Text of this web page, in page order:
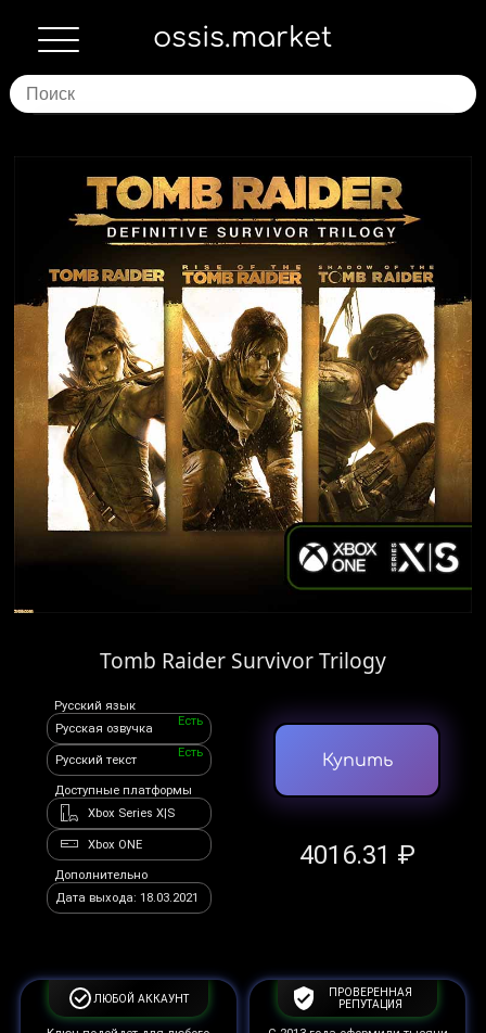
ossis.market
Tomb Raider Survivor Trilogy
Русский язык
Русская озвучка
Есть
Русский текст
Есть
Доступные платформы
Xbox Series X|S
Xbox ONE
Дополнительно
Дата выхода: 18.03.2021
Купить
4016.31 ₽
ЛЮБОЙ АККАУНТ
ПРОВЕРЕННАЯ
РЕПУТАЦИЯ